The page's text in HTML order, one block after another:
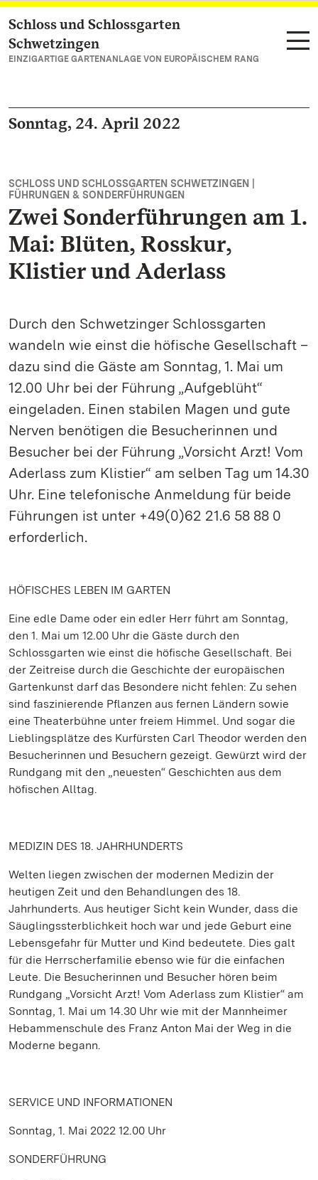
Zum Hauptinhalt springen
Schloss und Schlossgarten
Schwetzingen
EINZIGARTIGE GARTENANLAGE VON EUROPÄISCHEM RANG
Sonntag, 24. April 2022
SCHLOSS UND SCHLOSSGARTEN SCHWETZINGEN |
FÜHRUNGEN & SONDERFÜHRUNGEN
Zwei Sonderführungen am 1.
Mai: Blüten, Rosskur,
Klistier und Aderlass
Durch den Schwetzinger Schlossgarten
wandeln wie einst die höfische Gesellschaft –
dazu sind die Gäste am Sonntag, 1. Mai um
12.00 Uhr bei der Führung „Aufgeblüht“
eingeladen. Einen stabilen Magen und gute
Nerven benötigen die Besucherinnen und
Besucher bei der Führung „Vorsicht Arzt! Vom
Aderlass zum Klistier“ am selben Tag um 14.30
Uhr. Eine telefonische Anmeldung für beide
Führungen ist unter +49(0)62 21.6 58 88 0
erforderlich.
HÖFISCHES LEBEN IM GARTEN
Eine edle Dame oder ein edler Herr führt am Sonntag,
den 1. Mai um 12.00 Uhr die Gäste durch den
Schlossgarten wie einst die höfische Gesellschaft. Bei
der Zeitreise durch die Geschichte der europäischen
Gartenkunst darf das Besondere nicht fehlen: Zu sehen
sind faszinierende Pflanzen aus fernen Ländern sowie
eine Theaterbühne unter freiem Himmel. Und sogar die
Lieblingsplätze des Kurfürsten Carl Theodor werden den
Besucherinnen und Besuchern gezeigt. Gewürzt wird der
Rundgang mit den „neuesten“ Geschichten aus dem
höfischen Alltag.
MEDIZIN DES 18. JAHRHUNDERTS
Welten liegen zwischen der modernen Medizin der
heutigen Zeit und den Behandlungen des 18.
Jahrhunderts. Aus heutiger Sicht kein Wunder, dass die
Säuglingssterblichkeit hoch war und jede Geburt eine
Lebensgefahr für Mutter und Kind bedeutete. Dies galt
für die Herrscherfamilie ebenso wie für die einfachen
Leute. Die Besucherinnen und Besucher hören beim
Rundgang „Vorsicht Arzt! Vom Aderlass zum Klistier“ am
Sonntag, 1. Mai um 14.30 Uhr wie mit der Mannheimer
Hebammenschule des Franz Anton Mai der Weg in die
Moderne begann.
SERVICE UND INFORMATIONEN
Sonntag, 1. Mai 2022 12.00 Uhr
SONDERFÜHRUNG